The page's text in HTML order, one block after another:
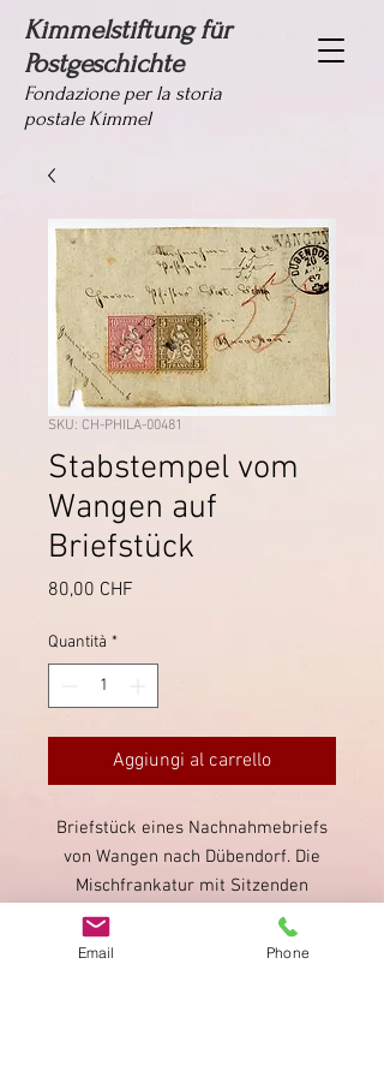
Kimmelstiftung für
Postgeschichte
Fondazione per la storia
postale Kimmel
SKU: CH-PHILA-00481
Stabstempel vom
Wangen auf
Briefstück
80,00 CHF
Quantità *
Aggiungi al carrello
Briefstück eines Nachnahmebriefs
von Wangen nach Dübendorf. Die
Mischfrankatur mit Sitzenden
Helvetia wurde mit dem
Stabstempel von Wangen direkt
Email Phone